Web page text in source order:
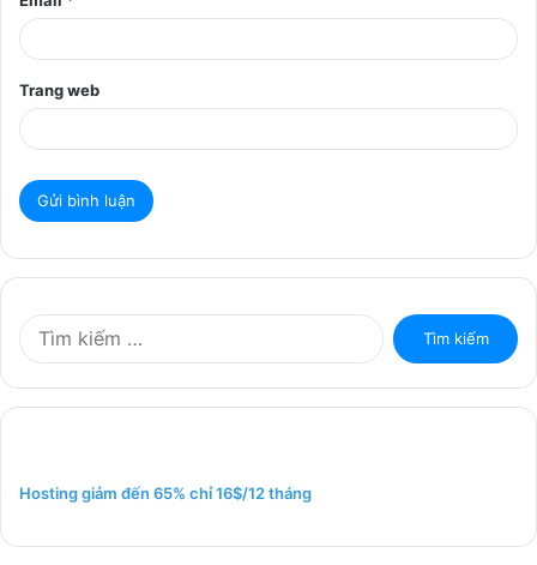
Trang web
k
o
Hosting giảm đến 65% chỉ 16$/12 tháng